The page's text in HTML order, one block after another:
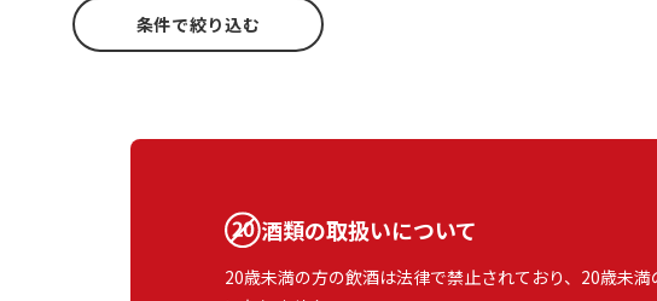
条件で絞り込む
酒類の取扱いについて
20歳未満の方の飲酒は法律で禁止されており、20歳未